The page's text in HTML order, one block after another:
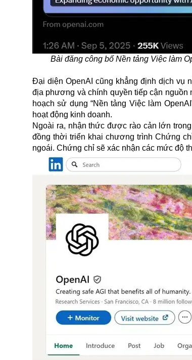
Bài đăng công bố Nền tảng Việc làm
Đại diện OpenAI cũng khẳng định dịch vụ
địa phương và chính quyền tiếp cận
hoạch sử dụng “Nền tảng Việc làm
hoạt động kinh doanh.
Ngoài ra, nhận thức được rào cản lớn
đồng thời triển khai chương trình Chứng
ngoái. Chứng chỉ sẽ xác nhận các mức độ